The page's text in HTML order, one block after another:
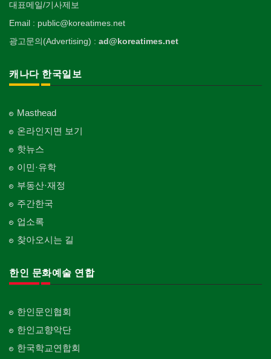
대표메일/기사제보
Email : public@koreatimes.net
광고문의(Advertising) : ad@koreatimes.net
캐나다 한국일보
Masthead
온라인지면 보기
핫뉴스
이민·유학
부동산·재정
주간한국
업소록
찾아오시는 길
한인 문화예술 연합
한인문인협회
한인교향악단
한국학교연합회